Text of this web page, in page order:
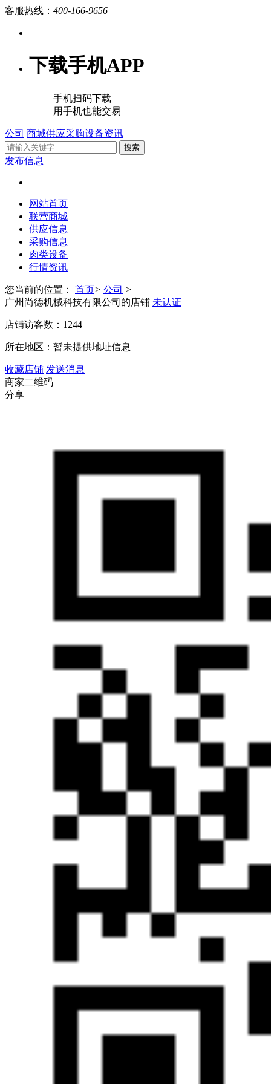
客服热线： 400-166-9656
下载手机APP
手机扫码下载
用手机也能交易
公司 商城供应采购设备资讯
搜索
发布信息
网站首页
联营商城
供应信息
采购信息
肉类设备
行情资讯
您当前的位置： 首页> 公司 >
广州尚德机械科技有限公司的店铺 未认证
店铺访客数： 1244
所在地区：暂未提供地址信息
收藏店铺 发送消息
商家二维码
分享